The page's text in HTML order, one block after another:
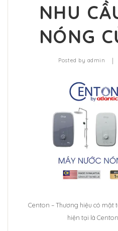
NHU
NÓNG
Posted by admin |
Centon – Thương hiệu có mặt
hiện tại là